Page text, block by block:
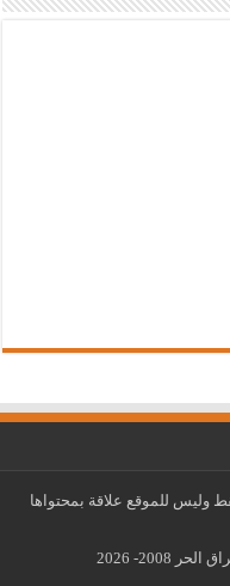
وليس للموقع علاقة بمحتواها
2026